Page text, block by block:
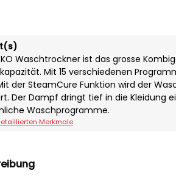
Waschtrockner ist das grosse
Mit 15 verschiedenen
der SteamCure Funktion wird der
Der Dampf dringt tief in die Kleidung
Waschprogramme.
Merkmale